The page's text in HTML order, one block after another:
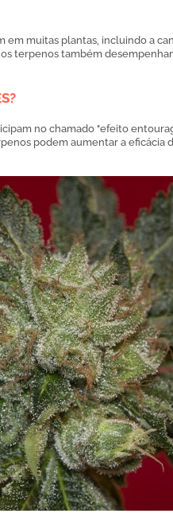
muitas plantas, incluindo a
terpenos também
no chamado "efeito
podem aumentar a